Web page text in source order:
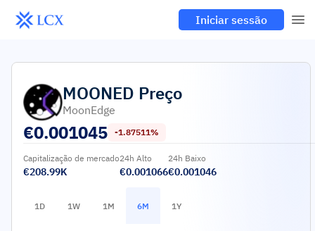
Iniciar sessão
MOONED Preço
MoonEdge
€0.001045 -1.87511%
Capitalização de mercado
€208.99K
24h Alto
€0.001066
24h Baixo
€0.001046
1D 1W 1M 6M 1Y